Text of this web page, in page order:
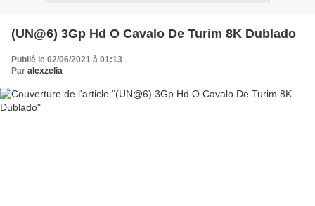
(UN@6) 3Gp Hd O Cavalo De Turim 8K Dublado
Publié le 02/06/2021 à 01:13
Par alexzelia